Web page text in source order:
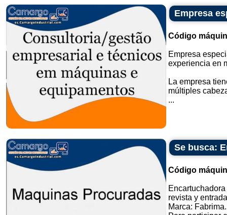
Empresa
Código
Empresa
experiencia en
La empresa
múltiples
...
Se busca:
Código
revista y
Marca: Fabrima.